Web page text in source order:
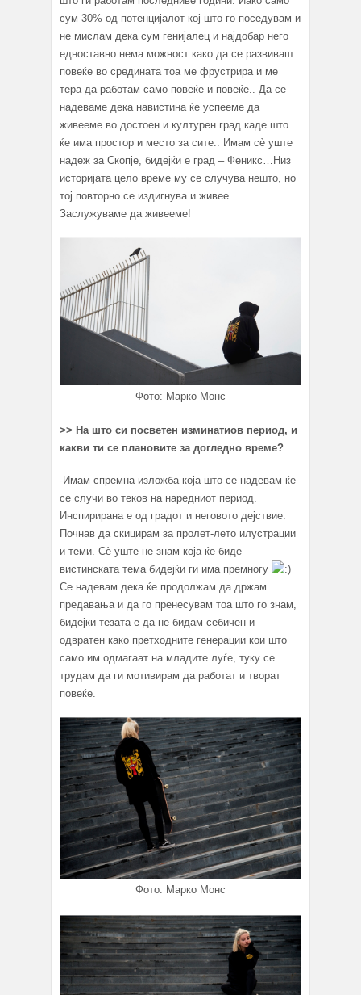
сум 30% од потенцијалот кој што го поседувам и
не мислам дека сум генијалец и најдобар него
едноставно нема можност како да се развиваш
повеќе во средината тоа ме фрустрира и ме
тера да работам само повеќе и повеќе.. Да се
надеваме дека навистина ќе успееме да
живееме во достоен и културен град каде што
ќе има простор и место за сите.. Имам сè уште
надеж за Скопје, бидејќи е град – Феникс…Низ
историјата цело време му се случува нешто, но
тој повторно се издигнува и живее.
Заслужуваме да живееме!
Фото: Марко Монс
>> На што си посветен изминатиов период, и
какви ти се плановите за догледно време?
-Имам спремна изложба која што се надевам ќе
се случи во теков на наредниот период.
Инспирирана е од градот и неговото дејствие.
Почнав да скицирам за пролет-лето илустрации
и теми. Сè уште не знам која ќе биде
вистинската тема бидејќи ги има премногу
Се надевам дека ќе продолжам да држам
предавања и да го пренесувам тоа што го знам,
бидејки тезата е да не бидам себичен и
одвратен како претходните генерации кои што
само им одмагаат на младите луѓе, туку се
трудам да ги мотивирам да работат и творат
повеќе.
Фото: Марко Монс